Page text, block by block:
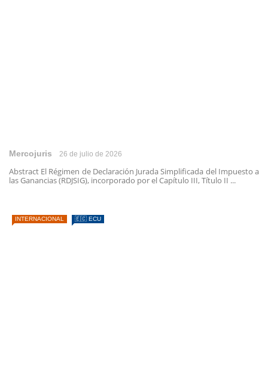
Mercojuris 26 de julio de 2026
Abstract El Régimen de Declaración Jurada Simplificada del Impuesto a
las Ganancias (RDJSIG), incorporado por el Capítulo III, Título II ...
INTERNACIONAL 🇪🇨 ECU